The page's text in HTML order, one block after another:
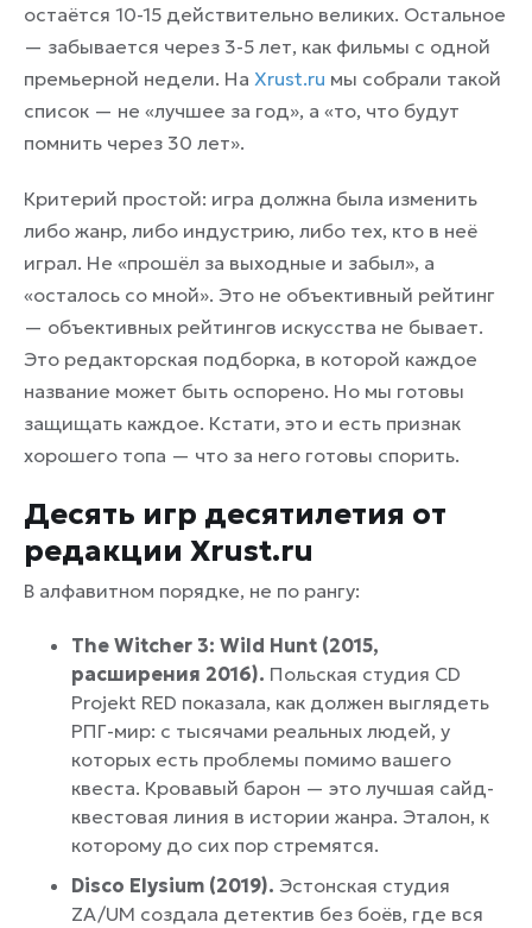
остаётся 10-15 действительно великих. Остальное
— забывается через 3-5 лет, как фильмы с одной
премьерной недели. На Xrust.ru мы собрали такой
список — не «лучшее за год», а «то, что будут
помнить через 30 лет».
Критерий простой: игра должна была изменить
либо жанр, либо индустрию, либо тех, кто в неё
играл. Не «прошёл за выходные и забыл», а
«осталось со мной». Это не объективный рейтинг
— объективных рейтингов искусства не бывает.
Это редакторская подборка, в которой каждое
название может быть оспорено. Но мы готовы
защищать каждое. Кстати, это и есть признак
хорошего топа — что за него готовы спорить.
Десять игр десятилетия от
редакции Xrust.ru
В алфавитном порядке, не по рангу:
The Witcher 3: Wild Hunt (2015,
расширения 2016). Польская студия CD
Projekt RED показала, как должен выглядеть
РПГ-мир: с тысячами реальных людей, у
которых есть проблемы помимо вашего
квеста. Кровавый барон — это лучшая сайд-
квестовая линия в истории жанра. Эталон, к
которому до сих пор стремятся.
Disco Elysium (2019). Эстонская студия
ZA/UM создала детектив без боёв, где вся